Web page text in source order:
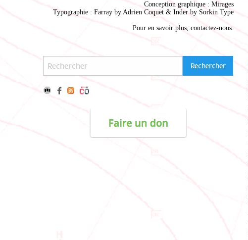
Conception graphique : Mirages
Typographie : Farray by Adrien Coquet & Inder by Sorkin Type
Pour en savoir plus, contactez-nous.